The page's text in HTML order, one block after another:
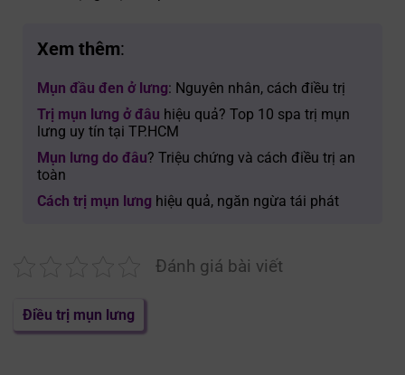
Xem thêm:
Mụn đầu đen ở lưng: Nguyên nhân, cách điều trị
Trị mụn lưng ở đâu hiệu quả? Top 10 spa trị mụn
lưng uy tín tại TP.HCM
Mụn lưng do đâu? Triệu chứng và cách điều trị an
toàn
Cách trị mụn lưng hiệu quả, ngăn ngừa tái phát
Đánh giá bài viết
Điều trị mụn lưng